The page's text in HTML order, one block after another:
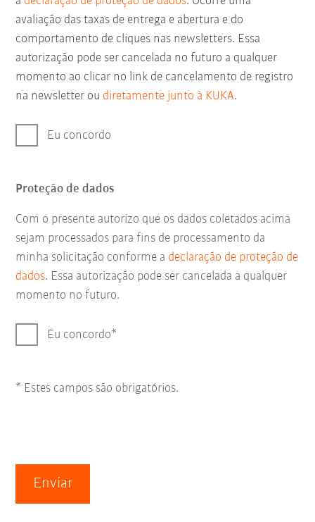
avaliação das taxas de entrega e abertura e do
comportamento de cliques nas newsletters. Essa
autorização pode ser cancelada no futuro a qualquer
momento ao clicar no link de cancelamento de registro
na newsletter ou diretamente junto à KUKA.
Eu concordo
Proteção de dados
Com o presente autorizo que os dados coletados acima
sejam processados para fins de processamento da
minha solicitação conforme a declaração de proteção de
dados. Essa autorização pode ser cancelada a qualquer
momento no futuro.
Eu concordo
* Estes campos são obrigatórios.
Enviar